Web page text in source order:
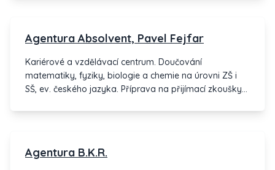
Agentura Absolvent, Pavel Fejfar
Kariérové a vzdělávací centrum. Doučování
matematiky, fyziky, biologie a chemie na úrovni ZŠ i
SŠ, ev. českého jazyka. Příprava na přijímací zkoušky
Agentura B.K.R.